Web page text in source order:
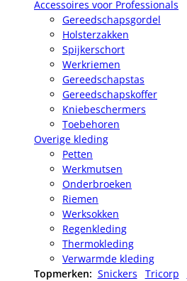
Accessoires voor Professionals
Gereedschapsgordel
Holsterzakken
Spijkerschort
Werkriemen
Gereedschapstas
Gereedschapskoffer
Kniebeschermers
Toebehoren
Overige kleding
Petten
Werkmutsen
Onderbroeken
Riemen
Werksokken
Regenkleding
Thermokleding
Verwarmde kleding
Topmerken: Snickers Tricorp